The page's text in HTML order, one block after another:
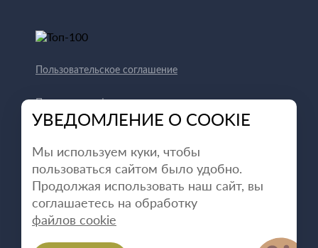
Пользовательское соглашение
Политика конфиденциальности
УВЕДОМЛЕНИЕ О COOKIE
Мы используем куки, чтобы
пользоваться сайтом было удобно.
Продолжая использовать наш сайт, вы
соглашаетесь на обработку
файлов cookie